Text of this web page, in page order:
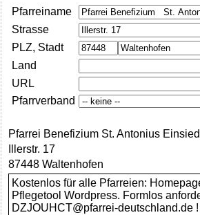
Pfarreiname
Strasse
PLZ, Stadt
Land
URL
Pfarrverband
Pfarrei Benefizium St. Antonius
Illerstr. 17
87448 Waltenhofen
Kostenlos für alle Pfarreien:
Pflegetool Wordpress. Formlos
DZJOUHCT@pfarrei-deutschland.de !